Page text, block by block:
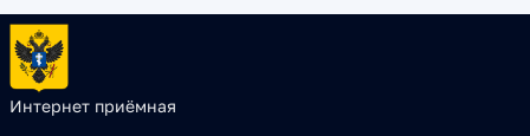
Интернет приёмная